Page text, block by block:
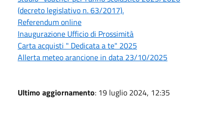
(decreto legislativo n. 63/2017).
Referendum online
Inaugurazione Ufficio di Prossimità
Carta acquisti " Dedicata a te" 2025
Allerta meteo arancione in data 23/10/2025
Ultimo aggiornamento: 19 luglio 2024, 12:35